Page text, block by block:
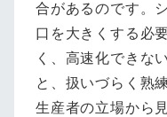
合があるのです。
口を大きくする必
く、高速化できな
と、扱いづらく熟
生産者の立場から